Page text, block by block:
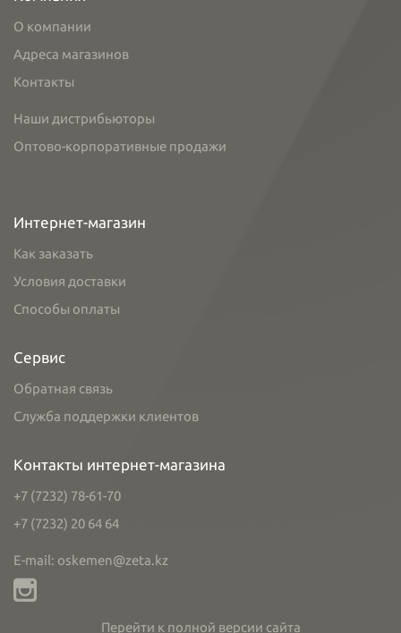
О компании
Адреса магазинов
Контакты
Наши дистрибьюторы
Оптово-корпоративные продажи
Интернет-магазин
Как заказать
Условия доставки
Способы оплаты
Сервис
Обратная связь
Служба поддержки клиентов
Контакты интернет-магазина
+7 (7232) 78-61-70
+7 (7232) 20 64 64
E-mail: oskemen@zeta.kz
Перейти к полной версии сайта